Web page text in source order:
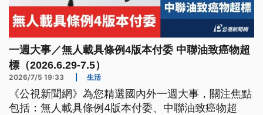
一週大事／無人載具條例4版本付委 中聯油致癌物超
標（2026.6.29-7.5）
2026/7/5 19:33 生活
《公視新聞網》為您精選國內外一週大事，關注焦點
包括：無人載具條例4版本付委、中聯油致癌物超